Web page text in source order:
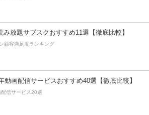
み放題サブスクおすすめ11選【徹底比較】
顧客満足度ランキング
動画配信サービスおすすめ40選【徹底比較】
信サービス20選